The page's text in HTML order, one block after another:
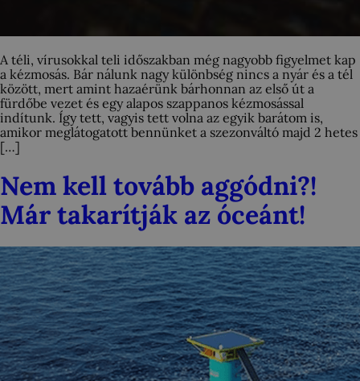
A téli, vírusokkal teli időszakban még nagyobb figyelmet kap
a kézmosás. Bár nálunk nagy különbség nincs a nyár és a tél
között, mert amint hazaérünk bárhonnan az első út a
fürdőbe vezet és egy alapos szappanos kézmosással
indítunk. Így tett, vagyis tett volna az egyik barátom is,
amikor meglátogatott bennünket a szezonváltó majd 2 hetes
[…]
Nem kell tovább aggódni?!
Már takarítják az óceánt!